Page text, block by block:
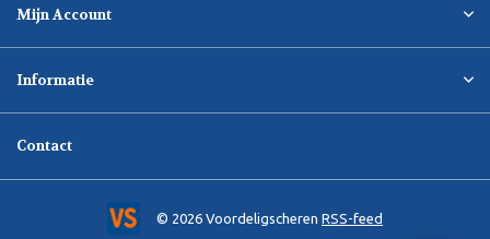
Mijn Account
Informatie
Contact
© 2026 Voordeligscheren RSS-feed